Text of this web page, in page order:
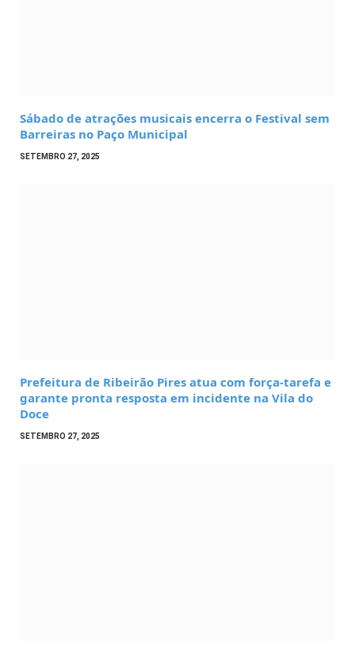
Sábado de atrações musicais encerra o Festival sem
Barreiras no Paço Municipal
SETEMBRO 27, 2025
Prefeitura de Ribeirão Pires atua com força-tarefa e
garante pronta resposta em incidente na Vila do
Doce
SETEMBRO 27, 2025